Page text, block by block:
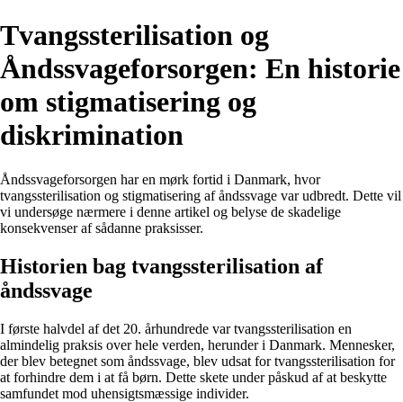
Tvangssterilisation og
Åndssvageforsorgen: En historie
om stigmatisering og
diskrimination
Åndssvageforsorgen har en mørk fortid i Danmark, hvor
tvangssterilisation og stigmatisering af åndssvage var udbredt. Dette vil
vi undersøge nærmere i denne artikel og belyse de skadelige
konsekvenser af sådanne praksisser.
Historien bag tvangssterilisation af
åndssvage
I første halvdel af det 20. århundrede var tvangssterilisation en
almindelig praksis over hele verden, herunder i Danmark. Mennesker,
der blev betegnet som åndssvage, blev udsat for tvangssterilisation for
at forhindre dem i at få børn. Dette skete under påskud af at beskytte
samfundet mod uhensigtsmæssige individer.